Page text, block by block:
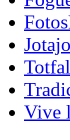
Vive